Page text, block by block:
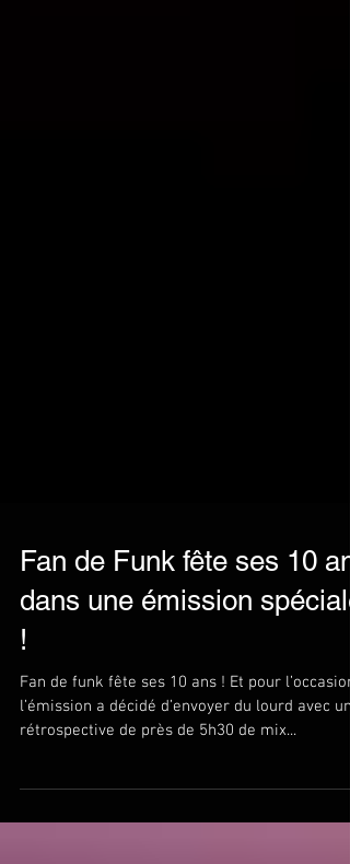
Fan de Funk fête ses 10
dans une émission spéciale
!
Fan de funk fête ses 10 ans ! Et pour l’occasion,
rétrospective de près de 5h30 de mix...